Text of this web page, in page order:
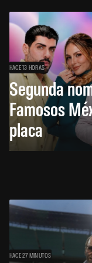
HACE 13 HORAS
Segunda
Famosos
placa
HACE 27 MINUTOS